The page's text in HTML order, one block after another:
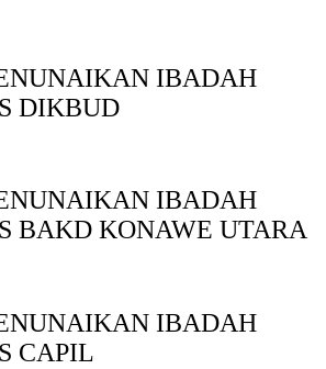
IBADAH
DIKBUD
IBADAH
BAKD KONAWE UTARA
IBADAH
CAPIL